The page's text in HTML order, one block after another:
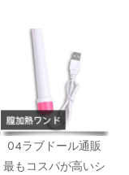
04ラブドール通販
最もコスパが高いシ